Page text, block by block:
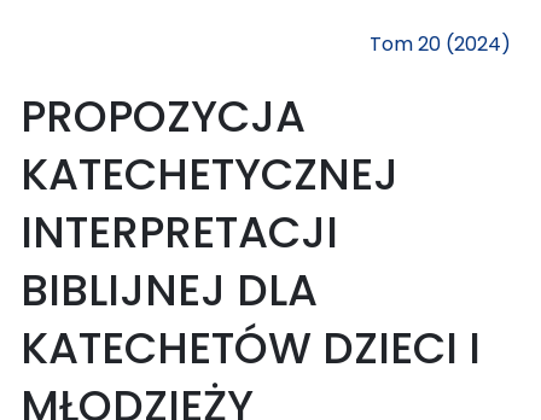
Tom 20 (2024)
PROPOZYCJA
KATECHETYCZNEJ
INTERPRETACJI
BIBLIJNEJ DLA
KATECHETÓW DZIECI I
MŁODZIEŻY